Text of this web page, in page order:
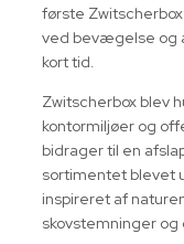
første
ved bevægelse og
kort tid.
Zwitscherbox blev
kontormiljøer og
bidrager til en
sortimentet blevet
inspireret af
skovstemninger